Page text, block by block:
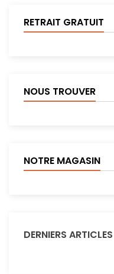
RETRAIT GRATUIT
NOUS TROUVER
NOTRE MAGASIN
DERNIERS ARTICLES